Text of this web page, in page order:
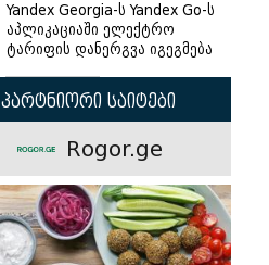
Yandex Georgia-ს Yandex Go-ს
აპლიკაციაში ელექტრო
ტარიფის დანერგვა იგეგმება
პარტნიორი საიტები
Rogor.ge